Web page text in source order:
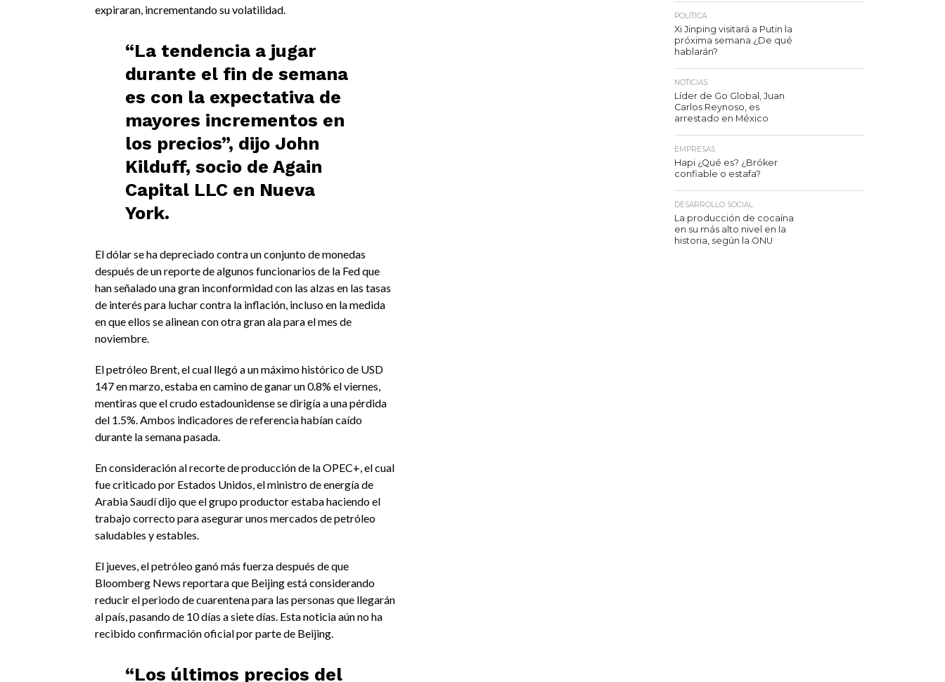
expiraran, incrementando su volatilidad.
“La tendencia a jugar
durante el fin de semana
es con la expectativa de
mayores incrementos en
los precios”, dijo John
Kilduff, socio de Again
Capital LLC en Nueva
York.
El dólar se ha depreciado contra un conjunto de monedas
después de un reporte de algunos funcionarios de la Fed que
han señalado una gran inconformidad con las alzas en las tasas
de interés para luchar contra la inflación, incluso en la medida
en que ellos se alinean con otra gran ala para el mes de
noviembre.
El petróleo Brent, el cual llegó a un máximo histórico de USD
147 en marzo, estaba en camino de ganar un 0.8% el viernes,
mentiras que el crudo estadounidense se dirigía a una pérdida
del 1.5%. Ambos indicadores de referencia habían caído
durante la semana pasada.
En consideración al recorte de producción de la OPEC+, el cual
fue criticado por Estados Unidos, el ministro de energía de
Arabia Saudí dijo que el grupo productor estaba haciendo el
trabajo correcto para asegurar unos mercados de petróleo
saludables y estables.
El jueves, el petróleo ganó más fuerza después de que
Bloomberg News reportara que Beijing está considerando
reducir el periodo de cuarentena para las personas que llegarán
al país, pasando de 10 días a siete días. Esta noticia aún no ha
recibido confirmación oficial por parte de Beijing.
“Los últimos precios del
POLÍTICA
Xi Jinping visitará a Putin la
próxima semana ¿De qué
hablarán?
NOTICIAS
Líder de Go Global, Juan
Carlos Reynoso, es
arrestado en México
EMPRESAS
Hapi ¿Qué es? ¿Bróker
confiable o estafa?
DESARROLLO SOCIAL
La producción de cocaína
en su más alto nivel en la
historia, según la ONU